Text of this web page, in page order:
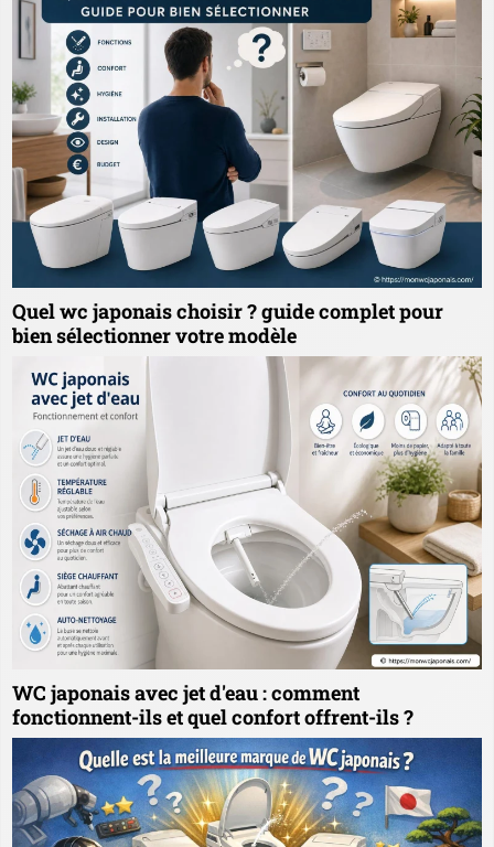
Quel wc japonais choisir ? guide complet pour
bien sélectionner votre modèle
WC japonais avec jet d'eau : comment
fonctionnent-ils et quel confort offrent-ils ?